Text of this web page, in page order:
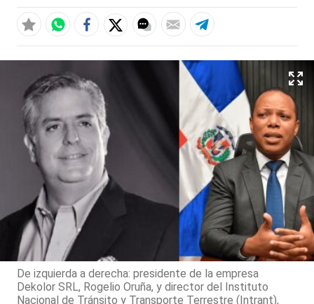
De izquierda a derecha: presidente de la empresa
Dekolor SRL, Rogelio Oruña, y director del Instituto
Nacional de Tránsito y Transporte Terrestre (Intrant),